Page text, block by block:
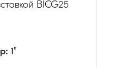
BICG25
: 1"